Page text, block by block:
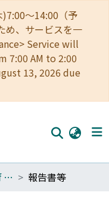
)7:00～14:00（予
め、サービスを一
Service will
7:00 AM to 2:00
13, 2026 due
020_Graduate School of Education 報告書等